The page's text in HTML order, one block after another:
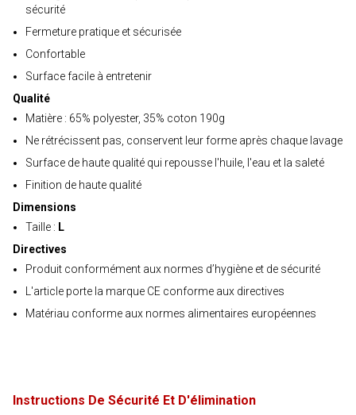
sécurité
Fermeture pratique et sécurisée
Confortable
Surface facile à entretenir
Qualité
Matière : 65% polyester, 35% coton 190g
Ne rétrécissent pas, conservent leur forme après chaque lavage
Surface de haute qualité qui repousse l'huile, l'eau et la saleté
Finition de haute qualité
Dimensions
Taille : L
Directives
Produit conformément aux normes d’hygiène et de sécurité
L'article porte la marque CE conforme aux directives
Matériau conforme aux normes alimentaires européennes
Instructions De Sécurité Et D'élimination